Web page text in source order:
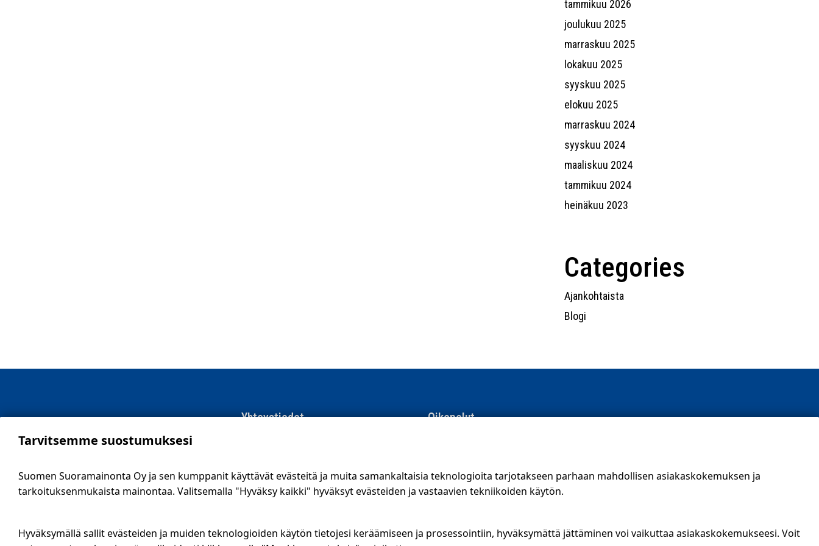
tammikuu 2026
joulukuu 2025
marraskuu 2025
lokakuu 2025
syyskuu 2025
elokuu 2025
marraskuu 2024
syyskuu 2024
maaliskuu 2024
tammikuu 2024
heinäkuu 2023
Categories
Ajankohtaista
Blogi
Yhteystiedot
09 561 56 400
info@ssm.fi
Ilmoituskanava
Oikopolut
Hae töitä
Blogi
Tarvitsemme suostumuksesi
Suomen Suoramainonta Oy ja sen kumppanit käyttävät evästeitä ja muita samankaltaisia teknologioita tarjotakseen parhaan mahdollisen asiakaskokemuksen ja
tarkoituksenmukaista mainontaa. Valitsemalla "Hyväksy kaikki" hyväksyt evästeiden ja vastaavien tekniikoiden käytön.
Hyväksymällä sallit evästeiden ja muiden teknologioiden käytön tietojesi keräämiseen ja prosessointiin, hyväksymättä jättäminen voi vaikuttaa asiakaskokemukseesi. Voit